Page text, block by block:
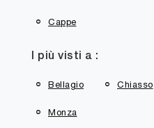
Cappe
I più visti a :
Bellagio Chiasso
Monza